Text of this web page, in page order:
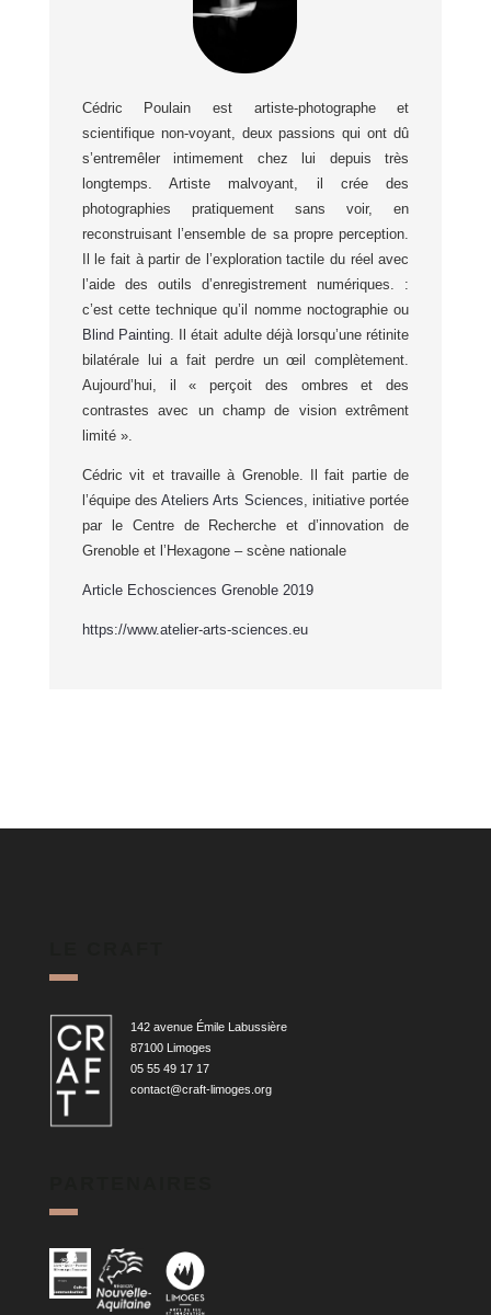
Cédric Poulain est artiste-photographe et
scientifique non-voyant, deux passions qui ont dû
s’entremêler intimement chez lui depuis très
longtemps. Artiste malvoyant, il crée des
photographies pratiquement sans voir, en
reconstruisant l’ensemble de sa propre perception.
Il le fait à partir de l’exploration tactile du réel avec
l’aide des outils d’enregistrement numériques. :
c’est cette technique qu’il nomme noctographie ou
Blind Painting . Il était adulte déjà lorsqu’une rétinite
bilatérale lui a fait perdre un œil complètement.
Aujourd’hui, il « perçoit des ombres et des
contrastes avec un champ de vision extrêment
limité ».
Cédric vit et travaille à Grenoble. Il fait partie de
l’équipe desAteliers Arts Sciences , initiative portée
par le Centre de Recherche et d’innovation de
Grenoble et l’Hexagone – scène nationale
Article Echosciences Grenoble 2019
https://www.atelier-arts-sciences.eu
142 avenue Émile Labussière
87100 Limoges
05 55 49 17 17
contact@craft-limoges.org